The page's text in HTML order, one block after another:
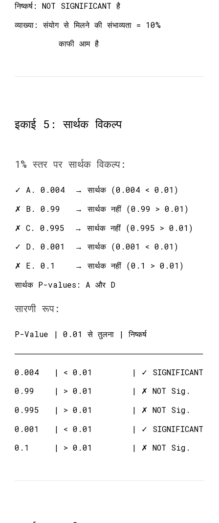
निष्कर्ष: NOT SIGNIFICANT है
व्याख्या: संयोग से मिलने की संभाव्यता = 10%
काफी आम है
इकाई 5: सार्थक विकल्प
1% स्तर पर सार्थक विकल्प:
✓ A. 0.004 → सार्थक (0.004 < 0.01)
✗ B. 0.99 → सार्थक नहीं (0.99 > 0.01)
✗ C. 0.995 → सार्थक नहीं (0.995 > 0.01)
✓ D. 0.001 → सार्थक (0.001 < 0.01)
✗ E. 0.1 → सार्थक नहीं (0.1 > 0.01)
सार्थक P-values: A और D
सारणी रूप:
P-Value | 0.01 से तुलना | निष्कर्ष
───────────────────────────────────
0.004 | < 0.01 | ✓ SIGNIFICANT
0.99 | > 0.01 | ✗ NOT Sig.
0.995 | > 0.01 | ✗ NOT Sig.
0.001 | < 0.01 | ✓ SIGNIFICANT
0.1 | > 0.01 | ✗ NOT Sig.